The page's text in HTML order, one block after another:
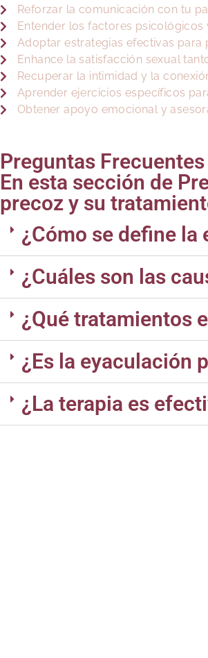
Reforzar la comunicación con tu
Entender los factores
Adoptar estrategias efectivas para
Enhance la satisfacción sexual
Recuperar la intimidad y la
Aprender ejercicios específicos
Obtener apoyo emocional y
Preguntas
En esta sección de
precoz y su
¿Cómo se define la
¿Cuáles son las
¿Qué tratamientos
¿Es la eyaculación
¿La terapia es